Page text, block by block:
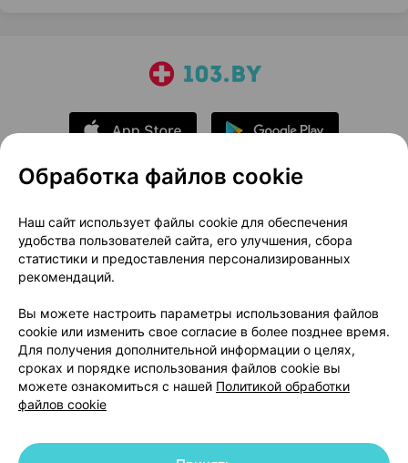
О проекте
Новости проекта
Размещение рекламы
Медицинский маркетинг
Публичный договор
Доставка
Способы оплаты
Вакансии
Партнеры
Написать руководителю 103.by
Написать в поддержку
Персональные настройки Cookie
Обработка файлов cookie
Наш сайт использует файлы cookie для обеспечения
удобства пользователей сайта, его улучшения, сбора
статистики и предоставления персонализированных
рекомендаций.
Вы можете настроить параметры использования файлов
cookie или изменить свое согласие в более позднее время.
Для получения дополнительной информации о целях,
сроках и порядке использования файлов cookie вы
можете ознакомиться с нашей Политикой обработки
файлов cookie